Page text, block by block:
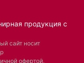
продукция с
сайт носит
офертой,